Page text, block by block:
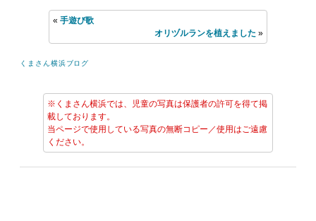
«手遊び歌
オリヅルランを植えました »
くまさん横浜ブログ
※くまさん横浜では、児童の写真は保護者の許可を得て掲
載しております。
当ページで使用している写真の無断コピー／使用はご遠慮
ください。